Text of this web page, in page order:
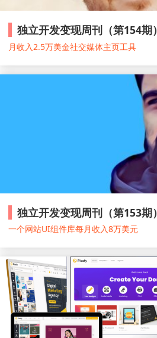
独立开发变现周刊（第154期）
月收入2.5万美金社交媒体主页工具
独立开发变现周刊（第153期）
一个网站UI组件库每月收入8万美元